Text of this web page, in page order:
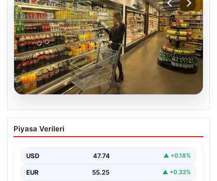
Enflasyon verileri ne zaman
açıklanacak? 2026 TÜİK mart ayı
Piyasa Verileri
USD 47.74 ▲ +0.18%
EUR 55.25 ▲ +0.32%